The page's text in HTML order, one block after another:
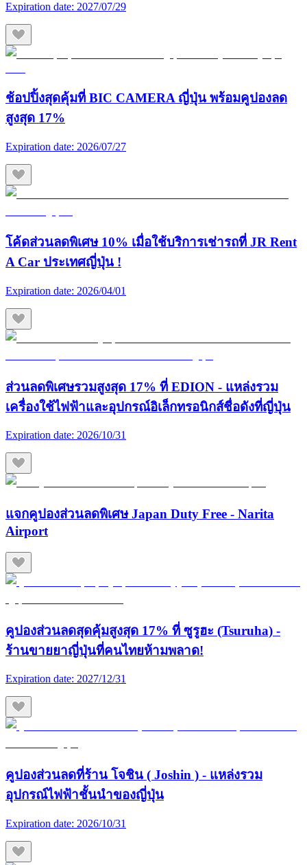
Expiration date: 2027/07/29
ช้อปปิ้งสุดคุ้มที่ BIC CAMERA ญี่ปุ่น พร้อมคูปองลด
สูงสุด 17%
Expiration date: 2026/07/27
โค้ดส่วนลดพิเศษ 10% เมื่อใช้บริการเช่ารถที่ JR Rent
A Car ประเทศญี่ปุ่น !
Expiration date: 2026/04/01
ส่วนลดพิเศษรวมสูงสุด 17% ที่ EDION - แหล่งรวม
เครื่องใช้ไฟฟ้าและอุปกรณ์อิเล็กทรอนิกส์ชื่อดังที่ญี่ปุ่น
Expiration date: 2026/10/31
แจกคูปองส่วนลดพิเศษ Japan Duty Free - Narita
Airport
คูปองส่วนลดสุดคุ้มสูงสุด 17% ที่ ซูรูฮะ (Tsuruha) -
ร้านขายยาญี่ปุ่นที่คนไทยห้ามพลาด!
Expiration date: 2027/12/31
คูปองส่วนลดที่ร้าน โจชิน ( Joshin ) - แหล่งรวม
อุปกรณ์ไฟฟ้าชั้นนำของญี่ปุ่น
Expiration date: 2026/10/31